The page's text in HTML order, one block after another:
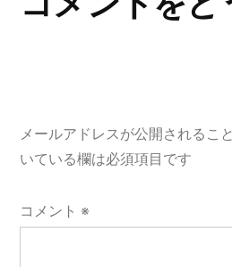
ン
メールアドレスが公開されるこ
いている欄は必須項目です
コメント ※